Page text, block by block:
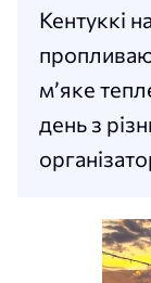
Кентуккі
мʼяке
день з